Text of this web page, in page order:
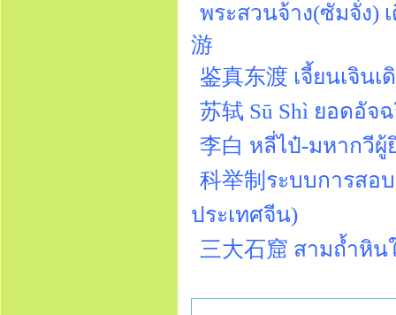
พระสวนจ้าง(ซัมจั๋ง)
游
鉴真东渡 เจี้ยนเจิน
苏轼 Sū Shì ยอดอัจ
李白 หลี่ไป๋-มหากวี
科举制ระบบการสอ
ประเทศจีน)
三大石窟 สามถ้ำหิ